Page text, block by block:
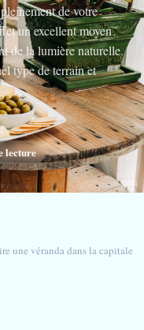
de votre
un excellent moyen
de la lumière naturelle.
type de terrain et
lecture
une véranda dans la capitale